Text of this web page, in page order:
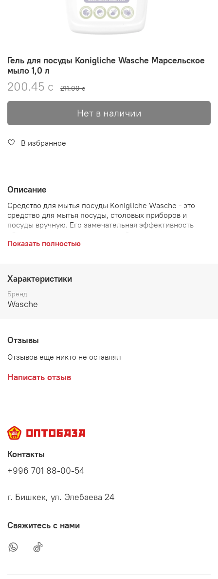
Гель для посуды Konigliche Wasche Марсельское
мыло 1,0 л
200.45 с 211.00 с
Нет в наличии
В избранное
Описание
Средство для мытья посуды Konigliche Wasche - это
средство для мытья посуды, столовых приборов и
посуды вручную. Его замечательная эффективность
высокой концентрацией. Без проблем удаляет грязь и
на рынке, средство для мытья посуды Konigliche
Wasche не раздражает чувствительную кожу рук и не
вызывает аллергических реакций.
Показать полностью
Характеристики
Бренд
Wasche
Отзывы
Отзывов еще никто не оставлял
Написать отзыв
Контакты
+996 701 88-00-54
г. Бишкек, ул. Элебаева 24
Свяжитесь с нами